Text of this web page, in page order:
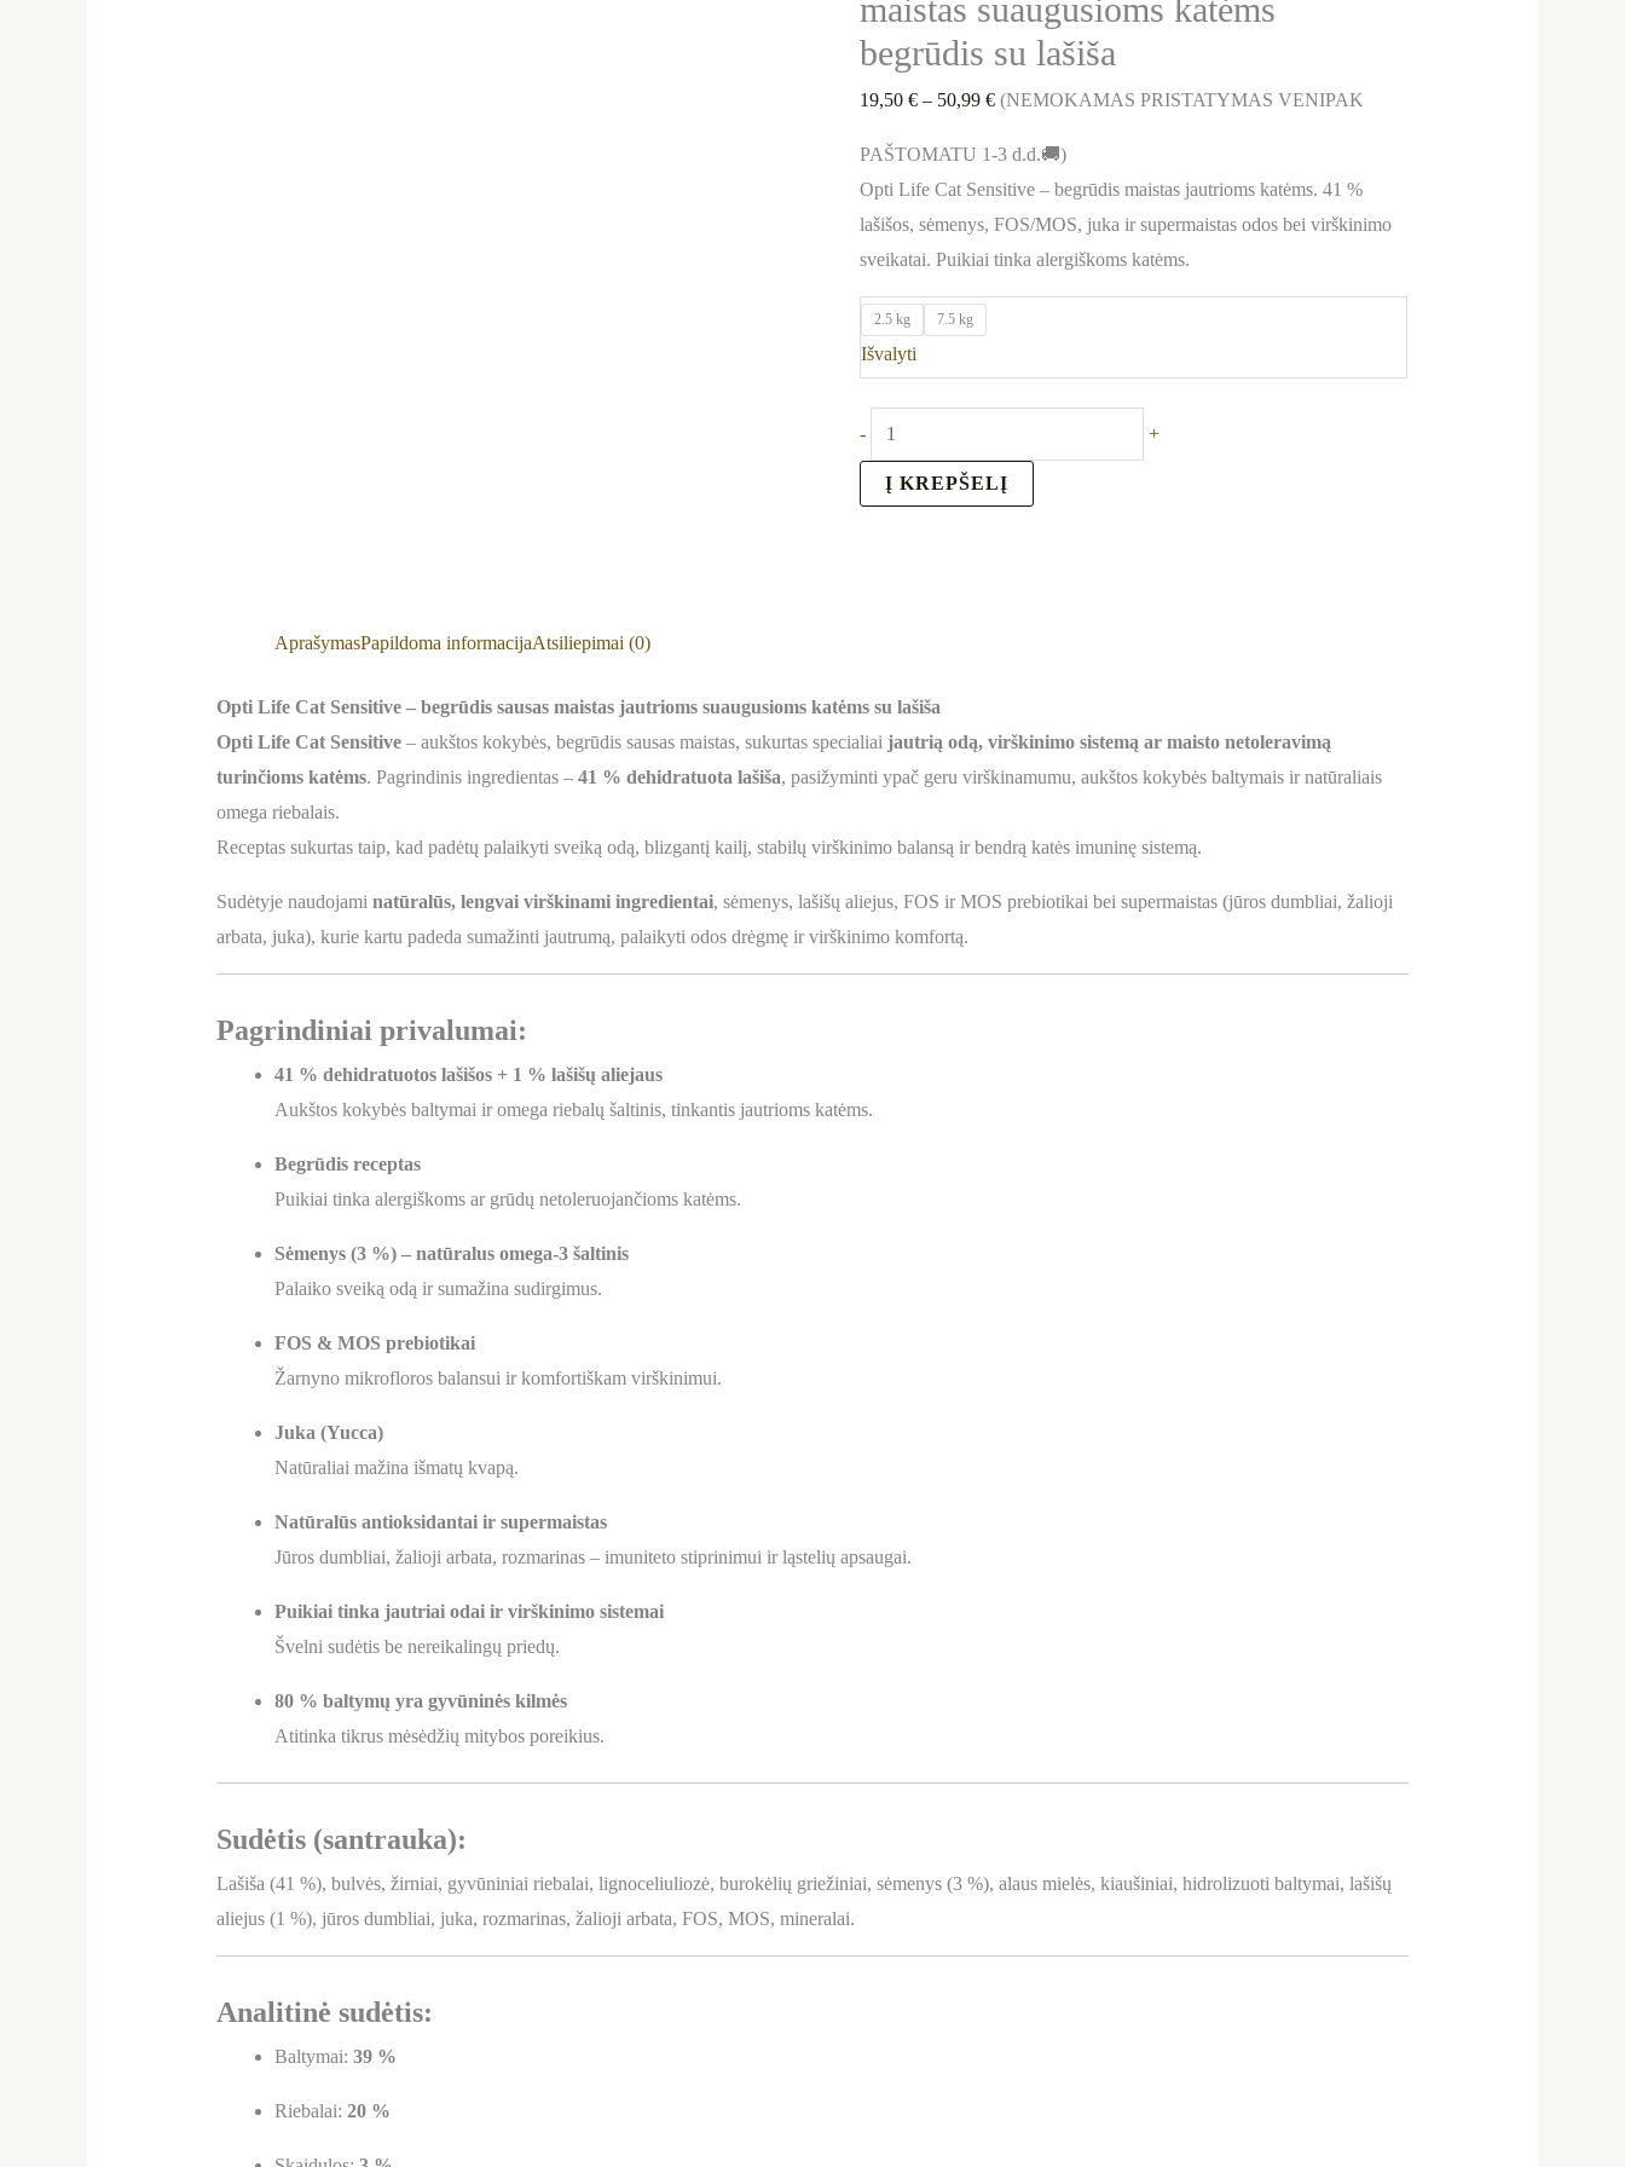
maistas suaugusioms katėms
begrūdis su lašiša
19,50€ – 50,99€ (NEMOKAMAS PRISTATYMAS VENIPAK
PAŠTOMATU 1-3 d.d.🚚)
Opti Life Cat Sensitive – begrūdis maistas jautrioms katėms. 41 %
lašišos, sėmenys, FOS/MOS, juka ir supermaistas odos bei virškinimo
sveikatai. Puikiai tinka alergiškoms katėms.
2.5 kg 7.5 kg
Išvalyti
- +
Į KREPŠELĮ
AprašymasPapildoma informacijaAtsiliepimai (0)
Opti Life Cat Sensitive – begrūdis sausas maistas jautrioms suaugusioms katėms su lašiša
Opti Life Cat Sensitive– aukštos kokybės, begrūdis sausas maistas, sukurtas specialiai jautrią odą, virškinimo sistemą ar maisto netoleravimą
turinčioms katėms. Pagrindinis ingredientas – 41 % dehidratuota lašiša, pasižyminti ypač geru virškinamumu, aukštos kokybės baltymais ir natūraliais
omega riebalais.
Receptas sukurtas taip, kad padėtų palaikyti sveiką odą, blizgantį kailį, stabilų virškinimo balansą ir bendrą katės imuninę sistemą.
Sudėtyje naudojami natūralūs, lengvai virškinami ingredientai, sėmenys, lašišų aliejus, FOS ir MOS prebiotikai bei supermaistas (jūros dumbliai, žalioji
arbata, juka), kurie kartu padeda sumažinti jautrumą, palaikyti odos drėgmę ir virškinimo komfortą.
Pagrindiniai privalumai:
41 % dehidratuotos lašišos + 1 % lašišų aliejaus
Aukštos kokybės baltymai ir omega riebalų šaltinis, tinkantis jautrioms katėms.
Begrūdis receptas
Puikiai tinka alergiškoms ar grūdų netoleruojančioms katėms.
Sėmenys (3 %) – natūralus omega-3 šaltinis
Palaiko sveiką odą ir sumažina sudirgimus.
FOS & MOS prebiotikai
Žarnyno mikrofloros balansui ir komfortiškam virškinimui.
Juka (Yucca)
Natūraliai mažina išmatų kvapą.
Natūralūs antioksidantai ir supermaistas
Jūros dumbliai, žalioji arbata, rozmarinas – imuniteto stiprinimui ir ląstelių apsaugai.
Puikiai tinka jautriai odai ir virškinimo sistemai
Švelni sudėtis be nereikalingų priedų.
80 % baltymų yra gyvūninės kilmės
Atitinka tikrus mėsėdžių mitybos poreikius.
Sudėtis (santrauka):
Lašiša (41 %), bulvės, žirniai, gyvūniniai riebalai, lignoceliuliozė, burokėlių griežiniai, sėmenys (3 %), alaus mielės, kiaušiniai, hidrolizuoti baltymai, lašišų
aliejus (1 %), jūros dumbliai, juka, rozmarinas, žalioji arbata, FOS, MOS, mineralai.
Analitinė sudėtis:
Baltymai: 39 %
Riebalai: 20 %